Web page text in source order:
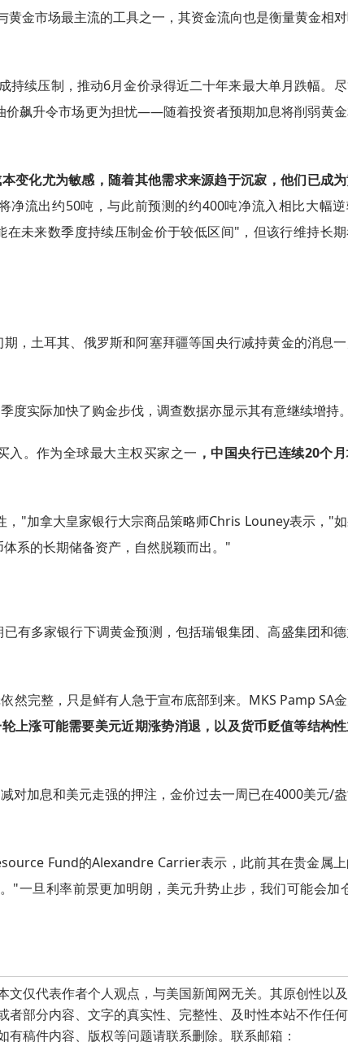
金市场最主流的工具之一，其资金流向也是衡量黄金相
持续压制，推动6月金价录得近二十年来最大单月跌幅。
价飙升令市场更为担忧——随着投资者预期加息将削弱黄
变化尤为敏感，随着其他需求来源趋于沉寂，他们已成
净流出约50吨，与此前预测的约400吨净流入相比大幅
未来数季度持续压制金价于较低区间"，但该行维持长
，土耳其、俄罗斯和阿塞拜疆等国央行减持黄金的消息
实际加快了购金步伐，调查数据亦显示其有意继续增持。
入。作为全球最大主权买家之一 ，中国央行已连续20个
"加拿大皇家银行大宗商品策略师Chris Louney表示，"
系的长期储备资产，自然脱颖而出。"
有多家银行下调黄金预测，包括瑞银集团、高盛集团和
然完整，只是鲜有人急于宣布底部到来。MKS Pamp SA
上涨可能需要美元近期涨势消退，以及货币贬值等结构
对加息和美元走强的押注，金价过去一周已在4000美元/
Fund的Alexandre Carrier表示，此前其在贵金属
"一旦利率前景更加明朗，美元升势止步，我们可能会加
仅代表作者个人观点，与美国新闻网无关。其原创性以
者部分内容、文字的真实性、完整性、及时性本站不作任
稿件内容、版权等问题请联系删除。联系邮箱：